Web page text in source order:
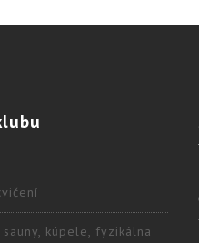
sauny, kúpele, fyzikálna